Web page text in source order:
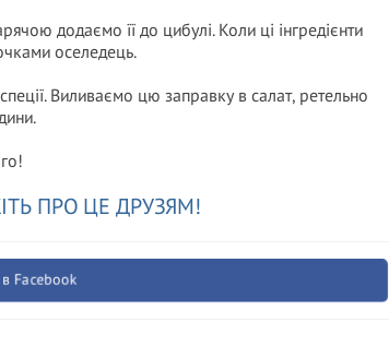
додаємо її до цибулі. Коли ці інгредієнти
оселедець.
Виливаємо цю заправку в салат, ретельно
ПРО ЦЕ ДРУЗЯМ!
в Facebook